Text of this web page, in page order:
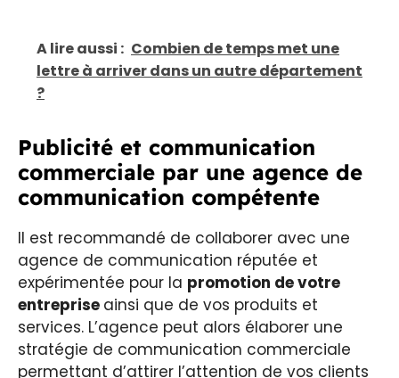
A lire aussi : Combien de temps met une
lettre à arriver dans un autre département
?
Publicité et communication
commerciale par une agence de
communication compétente
Il est recommandé de collaborer avec une
agence de communication réputée et
expérimentée pour la promotion de votre
entreprise ainsi que de vos produits et
services. L’agence peut alors élaborer une
stratégie de communication commerciale
permettant d’attirer l’attention de vos clients